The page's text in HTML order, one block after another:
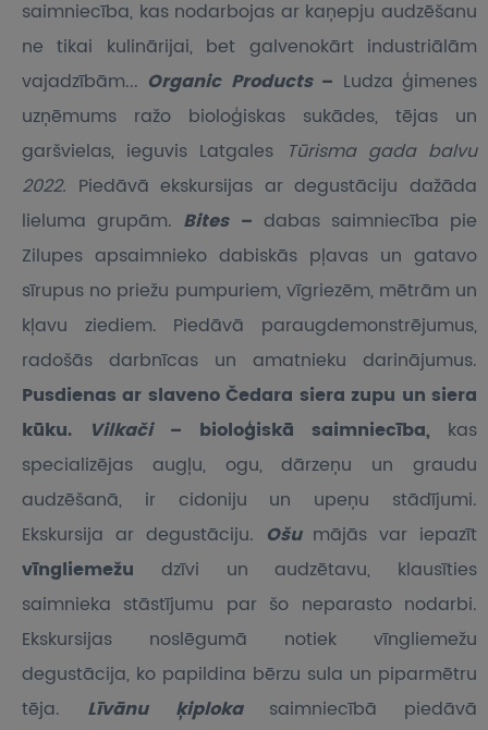
saimniecība, kas nodarbojas ar kaņepju audzēšanu
ne tikai kulinārijai, bet galvenokārt industriālām
vajadzībām... Organic Products – Ludza ģimenes
uzņēmums ražo bioloģiskas sukādes, tējas un
garšvielas, ieguvis Latgales Tūrisma gada balvu
2022. Piedāvā ekskursijas ar degustāciju dažāda
lieluma grupām. Bites – dabas saimniecība pie
Zilupes apsaimnieko dabiskās pļavas un gatavo
sīrupus no priežu pumpuriem, vīgriezēm, mētrām un
kļavu ziediem. Piedāvā paraugdemonstrējumus,
radošās darbnīcas un amatnieku darinājumus.
Pusdienas ar slaveno Čedara siera zupu un siera
kūku.
Vilkači – bioloģiskā saimniecība, kas
specializējas augļu, ogu, dārzeņu un graudu
audzēšanā, ir cidoniju un upeņu stādījumi.
Ekskursija ar degustāciju. Ošu mājās var iepazīt
vīngliemežu dzīvi un audzētavu, klausīties
saimnieka stāstījumu par šo neparasto nodarbi.
Ekskursijas noslēgumā notiek vīngliemežu
degustācija, ko papildina bērzu sula un piparmētru
tēja. Līvānu ķiploka saimniecībā piedāvā